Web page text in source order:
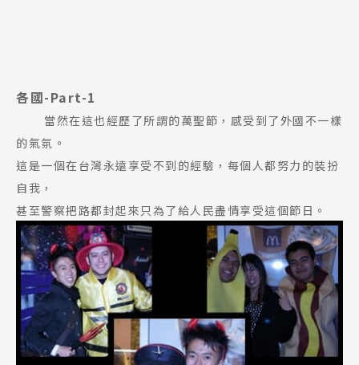
各國-Part-1
當然在這也經歷了所謂的萬聖節，感受到了外國不一樣
的氣氛。
這是一個在台灣永遠享受不到的經驗，每個人都努力的裝扮
自我，
甚至警察把路都封起來只為了給人民盡情享受這個節日。